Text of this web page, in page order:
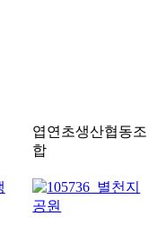
엽연초생산협동조
합